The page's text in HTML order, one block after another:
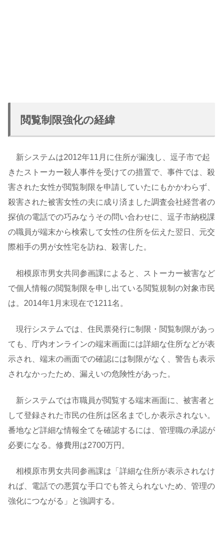
閲覧制限強化の経緯
新システムは2012年11月に住所が漏洩し、逗子市で起
きたストーカー殺人事件を受けての措置で、事件では、殺
害された女性が閲覧制限を申請していたにもかかわらず、
殺害された被害女性の夫に成り済ました調査会社経営者の
探偵の電話での巧みなうその問い合わせに、逗子市納税課
の職員が端末から検索して女性の住所を伝えた翌日、元交
際相手の男が女性宅を訪ね、殺害した。
相模原市男女共同参画課によると、ストーカー被害など
で個人情報の閲覧制限を申し出ている閲覧規制の対象市民
は。2014年1月末現在で1211名。
現行システムでは、住民票発行に制限・閲覧制限があっ
ても、庁内オンラインの端末画面には詳細な住所などが表
示され、端末の画面での確認には制限がなく、警告も表示
されなかったため、漏えいの危険性があった。
新システムでは市職員が閲覧する端末画面に、被害者と
して登録された市民の住所は区名までしか表示されない。
番地など詳細な情報全てを確認するには、管理職の承認が
必要になる。修費用は2700万円。
相模原市男女共同参画課は「詳細な住所が表示されなけ
れば、電話での悪質な手口でも答えられないため、管理の
強化につながる」と強調する。